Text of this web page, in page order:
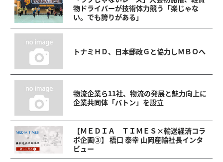
物ドライバーが技術体力競う「楽じゃな
い。でも誇りがある」
トナミＨＤ、日本郵政Ｇと協力しＭＢＯへ
物流企業ら11社、物流の発展と魅力向上に
企業共同体「バトン」を設立
【ＭＥＤＩＡ ＴＩＭＥＳ×輸送経済コラ
ボ企画③】 橋口 泰幸 山岡産輸社長インタ
ビュー